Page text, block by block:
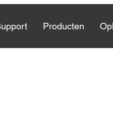
SupportProducten